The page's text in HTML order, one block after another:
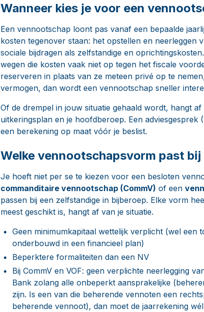
Wanneer kies je voor een
Een vennootschap loont pas vanaf een bepaalde
kosten tegenover staan: het opstellen en neerleggen
sociale bijdragen als zelfstandige en
wegen die kosten vaak niet op tegen het fiscale
reserveren in plaats van ze meteen privé op te
vermogen, dan wordt een vennootschap sneller
Of de drempel in jouw situatie gehaald wordt, hangt
uitkeringsplan en je hoofdberoep. Een adviesgesprek
een berekening op maat vóór je beslist.
Welke vennootschapsvorm past bij
Je hoeft niet per se te kiezen voor een besloten
commanditaire vennootschap (CommV) of een
passen bij een zelfstandige in bijberoep. Elke vorm
meest geschikt is, hangt af van je situatie.
Geen minimumkapitaal wettelijk verplicht (wel een
onderbouwd in een financieel plan)
Beperktere formaliteiten dan een NV
Bij CommV en VOF: geen verplichte neerlegging
Bank zolang alle onbeperkt aansprakelijke
zijn. Is een van die beherende vennoten een
beherende vennoot), dan moet de jaarrekening